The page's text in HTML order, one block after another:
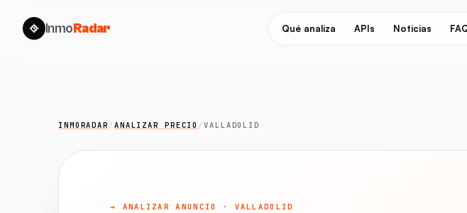
InmoRadar Qué analiza APIs Noticias
INMORADAR / ANALIZAR PRECIO /VALLADOLID
→ ANALIZAR ANUNCIO · VALLADOLID